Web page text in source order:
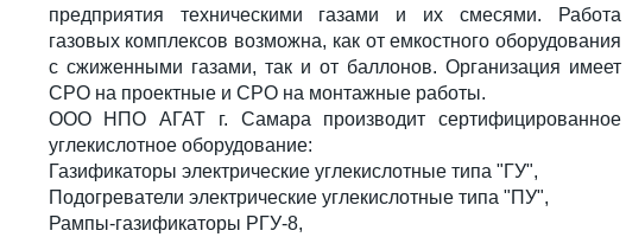
предприятия техническими газами и их смесями. Работа
газовых комплексов возможна, как от емкостного оборудования
с сжиженными газами, так и от баллонов. Организация имеет
СРО на проектные и СРО на монтажные работы.
ООО НПО АГАТ г. Самара производит сертифицированное
углекислотное оборудование:
Газификаторы электрические углекислотные типа "ГУ",
Подогреватели электрические углекислотные типа "ПУ",
Рампы-газификаторы РГУ-8,